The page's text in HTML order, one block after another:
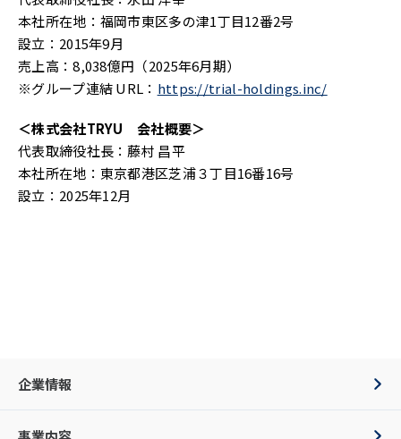
本社所在地：福岡市東区多の津1丁目12番2号
設立：2015年9月
売上高：8,038億円（2025年6月期）
※グループ連結 URL： https://trial-holdings.inc/
＜株式会社TRYU 会社概要＞
代表取締役社長：藤村 昌平
本社所在地：東京都港区芝浦３丁目16番16号
設立：2025年12月
企業情報